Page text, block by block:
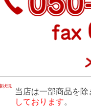
当店は一部商品を除
しております。